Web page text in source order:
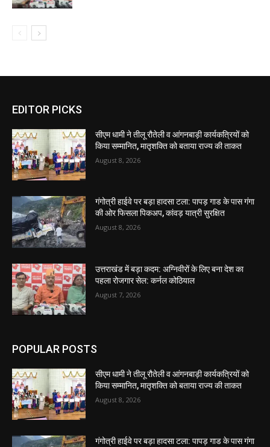
EDITOR PICKS
सीएम धामी ने तीलू रौतेली व आंगनबाड़ी कार्यकत्रियों को
किया सम्मानित, मातृशक्ति को बताया राज्य की ताकत
August 8, 2026
गंगोत्री हाईवे पर बड़ा हादसा टला: पापड़ गाड के पास गंगा
की ओर फिसला पिकअप, कांवड़ यात्री सुरक्षित
August 8, 2026
उत्तराखंड में बड़ा कदम: अग्निवीरों के लिए बना देश का
पहला रोजगार सेल: कर्नल कोठियाल
August 7, 2026
POPULAR POSTS
सीएम धामी ने तीलू रौतेली व आंगनबाड़ी कार्यकत्रियों को
किया सम्मानित, मातृशक्ति को बताया राज्य की ताकत
August 8, 2026
गंगोत्री हाईवे पर बड़ा हादसा टला: पापड़ गाड के पास गंगा